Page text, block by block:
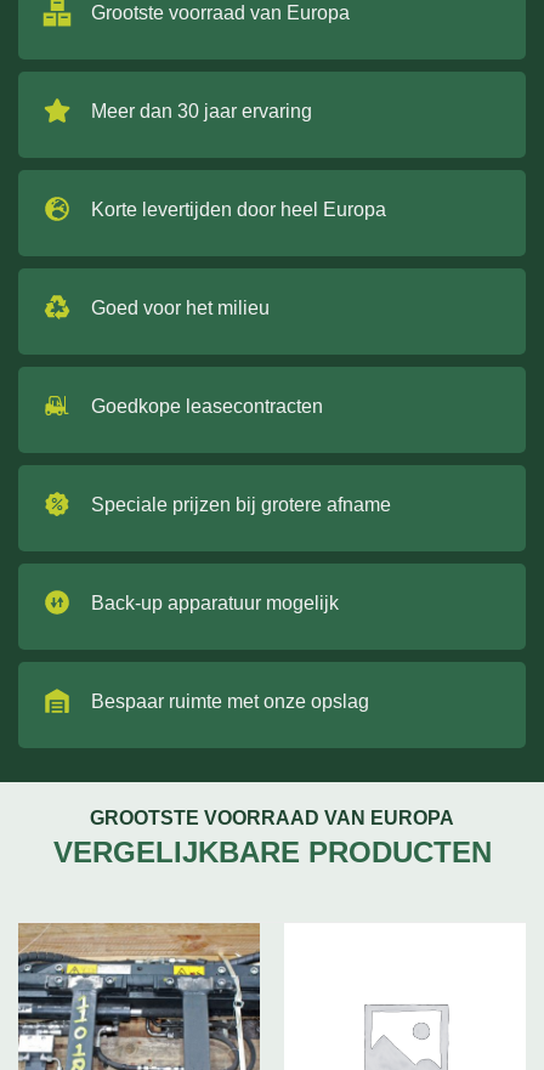
Grootste voorraad van Europa
Meer dan 30 jaar ervaring
Korte levertijden door heel Europa
Goed voor het milieu
Goedkope leasecontracten
Speciale prijzen bij grotere afname
Back-up apparatuur mogelijk
Bespaar ruimte met onze opslag
GROOTSTE VOORRAAD VAN EUROPA
VERGELIJKBARE PRODUCTEN